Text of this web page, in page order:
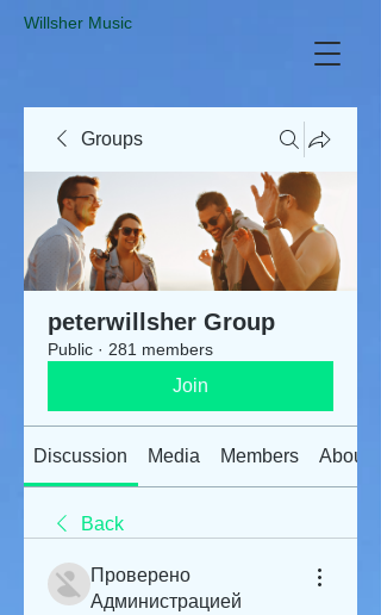
​Willsher Music
Groups
peterwillsher Group
Public · 281 members
Join
Discussion Media Members About
Back
Проверено
Администрацией